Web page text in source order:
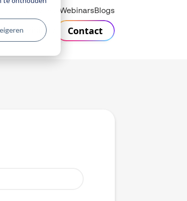
Webinars Blogs
Over Visiativ Contact